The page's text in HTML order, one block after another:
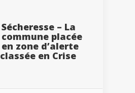
Sécheresse – La
commune placée
en zone d’alerte
classée en Crise